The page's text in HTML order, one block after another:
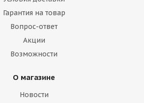
Гарантия на товар
Вопрос-ответ
Акции
Возможности
О магазине
Новости